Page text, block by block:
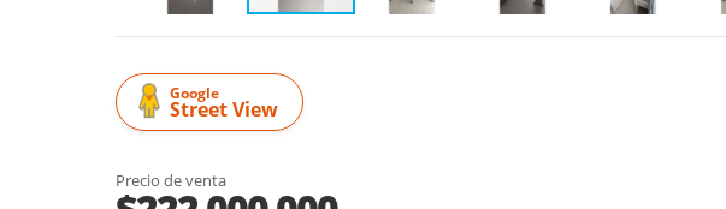
Google
Street View
Precio de venta